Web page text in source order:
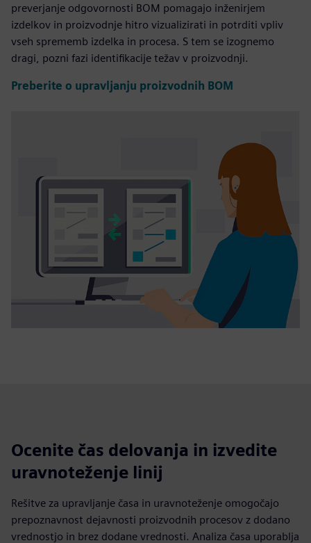
preverjanje odgovornosti BOM pomagajo inženirjem
izdelkov in proizvodnje hitro vizualizirati in potrditi vpliv
vseh sprememb izdelka in procesa. S tem se izognemo
dragi, pozni fazi identifikacije težav v proizvodnji.
Preberite o upravljanju proizvodnih BOM
Ocenite čas delovanja in izvedite
uravnoteženje linij
Rešitve za upravljanje časa in uravnoteženje omogočajo
prepoznavnost dejavnosti proizvodnih procesov z dodano
vrednostjo in brez dodane vrednosti. Analiza časa uporablja